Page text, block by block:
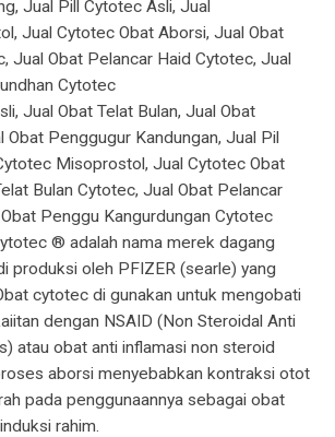
Jual Pill Cytotec Asli, Jual
Jual Cytotec Obat Aborsi, Jual Obat
Jual Obat Pelancar Haid Cytotec, Jual
Cytotec
Jual Obat Telat Bulan, Jual Obat
Obat Penggugur Kandungan, Jual Pil
Misoprostol, Jual Cytotec Obat
Bulan Cytotec, Jual Obat Pelancar
Penggu Kangurdungan Cytotec
® adalah nama merek dagang
produksi oleh PFIZER (searle) yang
cytotec di gunakan untuk mengobati
dengan NSAID (Non Steroidal Anti
atau obat anti inflamasi non steroid
aborsi menyebabkan kontraksi otot
pada penggunaannya sebagai obat
rahim.